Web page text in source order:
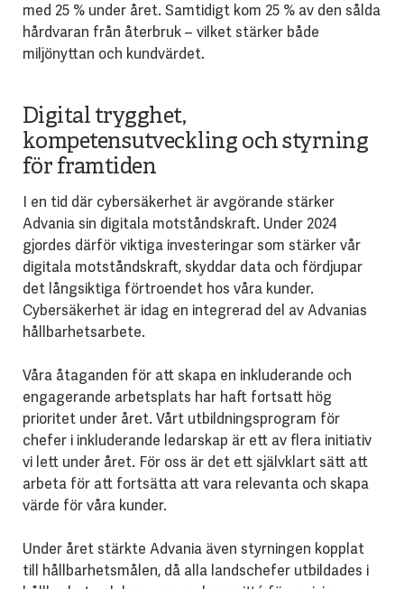
med 25 % under året. Samtidigt kom 25 % av den sålda
hårdvaran från återbruk – vilket stärker både
miljönyttan och kundvärdet.
Digital trygghet,
kompetensutveckling och styrning
för framtiden
I en tid där cybersäkerhet är avgörande stärker
Advania sin digitala motståndskraft. Under 2024
gjordes därför viktiga investeringar som stärker vår
digitala motståndskraft, skyddar data och fördjupar
det långsiktiga förtroendet hos våra kunder.
Cybersäkerhet är idag en integrerad del av Advanias
hållbarhetsarbete.
Våra åtaganden för att skapa en inkluderande och
engagerande arbetsplats har haft fortsatt hög
prioritet under året. Vårt utbildningsprogram för
chefer i inkluderande ledarskap är ett av flera initiativ
vi lett under året. För oss är det ett självklart sätt att
arbeta för att fortsätta att vara relevanta och skapa
värde för våra kunder.
Under året stärkte Advania även styrningen kopplat
till hållbarhetsmålen, då alla landschefer utbildades i